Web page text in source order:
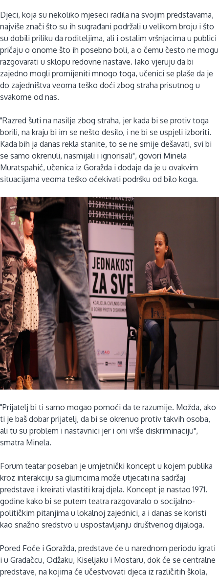
Djeci, koja su nekoliko mjeseci radila na svojim predstavama,
najviše znači što su ih sugrađani podržali u velikom broju i što
su dobili priliku da roditeljima, ali i ostalim vršnjacima u publici
pričaju o onome što ih posebno boli, a o čemu često ne mogu
razgovarati u sklopu redovne nastave. Iako vjeruju da bi
zajedno mogli promijeniti mnogo toga, učenici se plaše da je
do zajedništva veoma teško doći zbog straha prisutnog u
svakome od nas.
"Razred šuti na nasilje zbog straha, jer kada bi se protiv toga
borili, na kraju bi im se nešto desilo, i ne bi se uspjeli izboriti.
Kada bih ja danas rekla stanite, to se ne smije dešavati, svi bi
se samo okrenuli, nasmijali i ignorisali", govori Minela
Muratspahić, učenica iz Goražda i dodaje da je u ovakvim
situacijama veoma teško očekivati podršku od bilo koga.
"Prijatelj bi ti samo mogao pomoći da te razumije. Možda, ako
ti je baš dobar prijatelj, da bi se okrenuo protiv takvih osoba,
ali tu su problem i nastavnici jer i oni vrše diskriminaciju",
smatra Minela.
Forum teatar poseban je umjetnički koncept u kojem publika
kroz interakciju sa glumcima može utjecati na sadržaj
predstave i kreirati vlastiti kraj djela. Koncept je nastao 1971.
godine kako bi se putem teatra razgovaralo o socijalno-
političkim pitanjima u lokalnoj zajednici, a i danas se koristi
kao snažno sredstvo u uspostavljanju društvenog dijaloga.
Pored Foče i Goražda, predstave će u narednom periodu igrati
i u Gradačcu, Odžaku, Kiseljaku i Mostaru, dok će se centralne
predstave, na kojima će učestvovati djeca iz različitih škola,